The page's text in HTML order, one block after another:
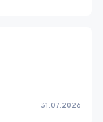
31.07.2026